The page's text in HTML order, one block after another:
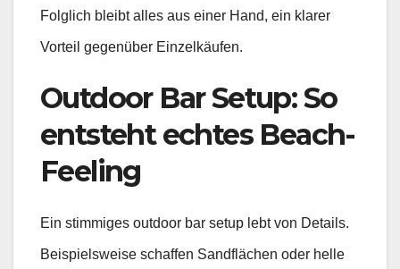
Folglich bleibt alles aus einer Hand, ein klarer
Vorteil gegenüber Einzelkäufen.
Outdoor Bar Setup: So
entsteht echtes Beach-
Feeling
Ein stimmiges outdoor bar setup lebt von Details.
Beispielsweise schaffen Sandflächen oder helle